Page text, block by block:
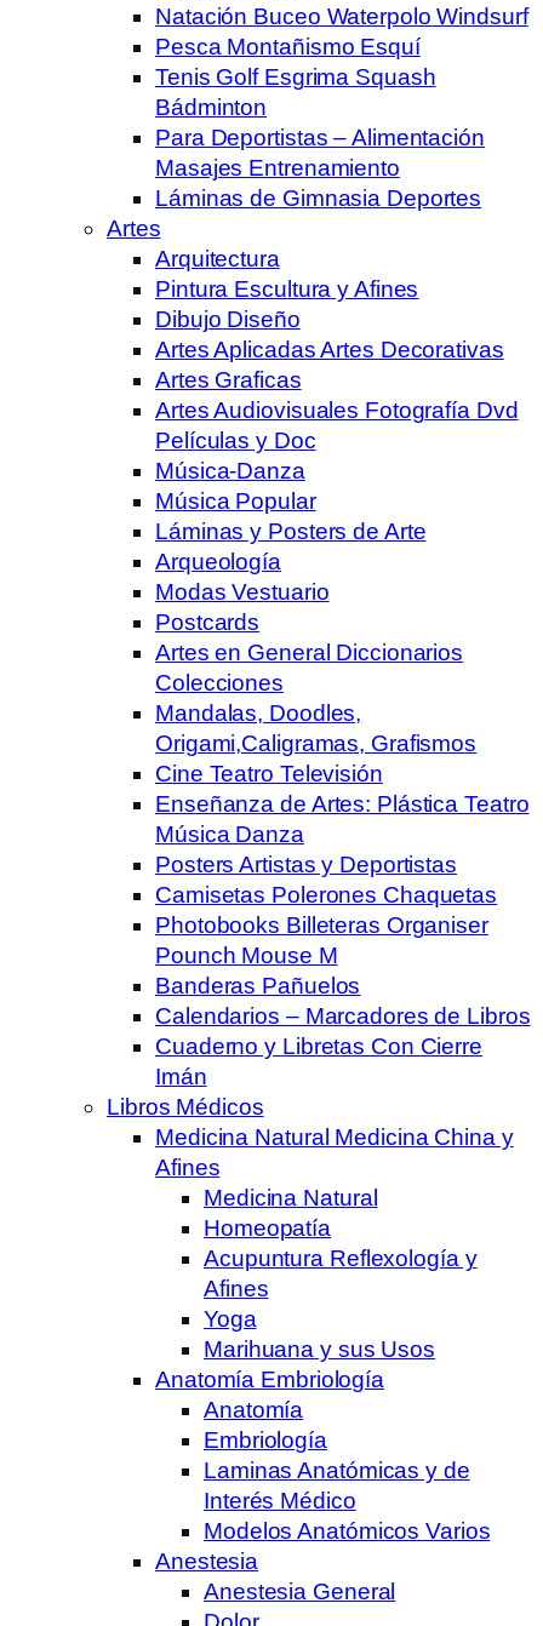
Natación Buceo Waterpolo Windsurf
Pesca Montañismo Esquí
Tenis Golf Esgrima Squash
Bádminton
Para Deportistas – Alimentación
Masajes Entrenamiento
Láminas de Gimnasia Deportes
Artes
Arquitectura
Pintura Escultura y Afines
Dibujo Diseño
Artes Aplicadas Artes Decorativas
Artes Graficas
Artes Audiovisuales Fotografía Dvd
Películas y Doc
Música-Danza
Música Popular
Láminas y Posters de Arte
Arqueología
Modas Vestuario
Postcards
Artes en General Diccionarios
Colecciones
Mandalas, Doodles,
Origami,Caligramas, Grafismos
Cine Teatro Televisión
Enseñanza de Artes: Plástica Teatro
Música Danza
Posters Artistas y Deportistas
Camisetas Polerones Chaquetas
Photobooks Billeteras Organiser
Pounch Mouse M
Banderas Pañuelos
Calendarios – Marcadores de Libros
Cuaderno y Libretas Con Cierre
Imán
Libros Médicos
Medicina Natural Medicina China y
Afines
Medicina Natural
Homeopatía
Acupuntura Reflexología y
Afines
Yoga
Marihuana y sus Usos
Anatomía Embriología
Anatomía
Embriología
Laminas Anatómicas y de
Interés Médico
Modelos Anatómicos Varios
Anestesia
Anestesia General